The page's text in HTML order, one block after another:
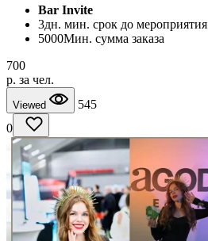
Bar Invite
3дн. мин. срок до мероприятия
5000Мин. сумма заказа
700
p. за чел.
Viewed
545
0